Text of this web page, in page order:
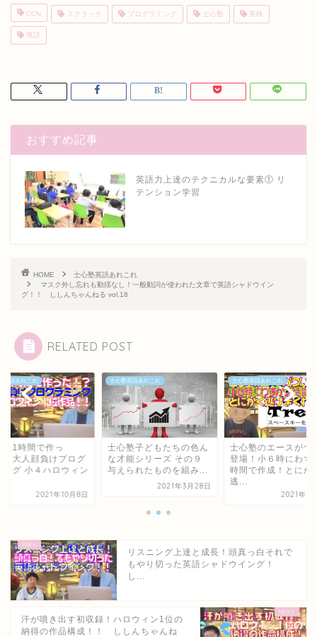
CCN スクラッチ プログラミング 士心塾 英検
英語
おすすめ記事
英語力上達のテクニカルな要素① リ
テンション学習
HOME
士心塾英語あれこれ
マスク外し忘れも動揺なし！一般動詞が使われた文章で英語シャドウイン
グ！！ ししんちゃんねる vol.18
RELATED POST
英語あれこれ
た1時間で作っ
？大人顔負けプログ
ング 小４ハロウィン
2021年10月8日
士心塾英語あれこれ
士心塾子どもたちの色ん
な才能シリーズ その９
与えられたものを組み...
2021年3月28日
士心塾英語あれこれ
士心塾のエースがつ
登場！小６時にわず
時間で作成！とにか
逃...
2021年9
リスニング上達と成長！頭真っ白それで
もやり切った英語シャドウイング！
し...
汗が噴き出す初収録！ハロウィン1位の
納得の作品構成！！ ししんちゃんね